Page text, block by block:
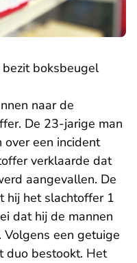
boksbeugel
naar de
De 23-jarige man
een incident
verklaarde dat
aangevallen. De
hij het slachtoffer 1
dat hij de mannen
een getuige
duo bestookt. Het